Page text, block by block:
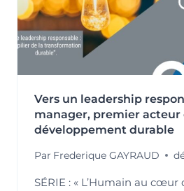
Vers un leadership
manager, premier acteur
développement durable
Par Frederique GAYRAUD
SÉRIE : « L’Humain au